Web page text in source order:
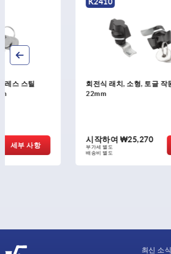
회전식 래치, 소형, 토글 작동, 하우징 직경
시작하여₩25,270
부가세 별도
세부 사항
최신 소식